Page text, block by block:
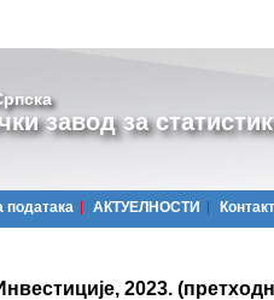
завод за
података АКТУЕЛНОСТИ Контакт
2023.